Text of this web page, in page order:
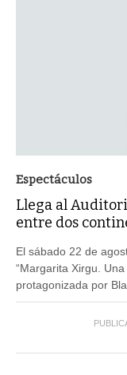
Espectáculos
Llega al
entre dos
El sábado 22 de
“Margarita Xirgu.
protagonizada por